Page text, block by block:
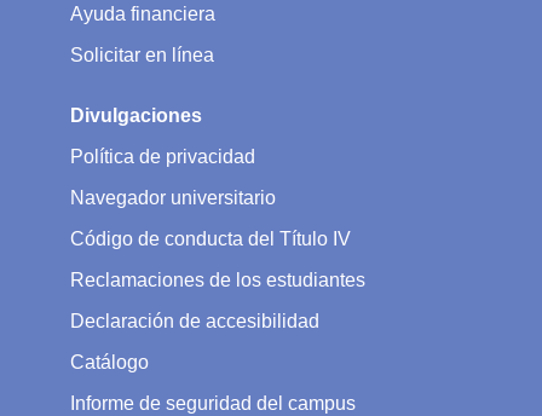
Ayuda financiera
Solicitar en línea
Divulgaciones
Política de privacidad
Navegador universitario
Código de conducta del Título IV
Reclamaciones de los estudiantes
Declaración de accesibilidad
Catálogo
Informe de seguridad del campus